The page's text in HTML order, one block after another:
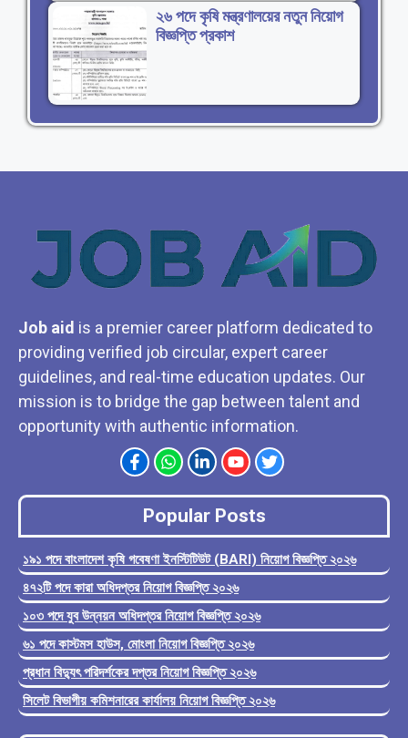
২৬ পদে কৃষি মন্ত্রণালয়ের নতুন নিয়োগ
বিজ্ঞপ্তি প্রকাশ
Job aid is a premier career platform dedicated to
providing verified job circular, expert career
guidelines, and real-time education updates. Our
mission is to bridge the gap between talent and
opportunity with authentic information.
Popular Posts
১৯১ পদে বাংলাদেশ কৃষি গবেষণা ইনস্টিটিউট (BARI) নিয়োগ বিজ্ঞপ্তি ২০২৬
৪৭২টি পদে কারা অধিদপ্তর নিয়োগ বিজ্ঞপ্তি ২০২৬
১০৩ পদে যুব উন্নয়ন অধিদপ্তর নিয়োগ বিজ্ঞপ্তি ২০২৬
৬১ পদে কাস্টমস হাউস, মোংলা নিয়োগ বিজ্ঞপ্তি ২০২৬
প্রধান বিদ্যুৎ পরিদর্শকের দপ্তর নিয়োগ বিজ্ঞপ্তি ২০২৬
সিলেট বিভাগীয় কমিশনারের কার্যালয় নিয়োগ বিজ্ঞপ্তি ২০২৬